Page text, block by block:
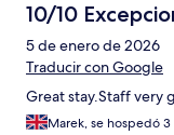
10/10
5 de enero de 2026
Traducir con Google
Great stay.Staff very
Marek, se hospedó 3